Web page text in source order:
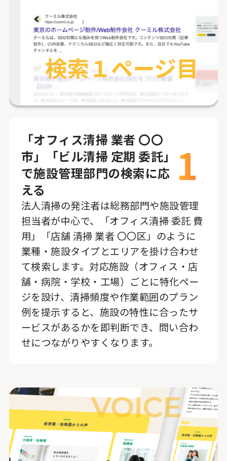
「オフィス清掃 業者 〇〇
市」「ビル清掃 定期 委託」
で施設管理部門の検索に応
える
1
法人清掃の発注者は総務部門や施設管理
担当者が中心で、「オフィス清掃 委託 費
用」「店舗 清掃 業者 〇〇区」のように
業種・施設タイプとエリアを掛け合わせ
て検索します。対応施設（オフィス・店
舗・病院・学校・工場）ごとに特化ペー
ジを設け、清掃頻度や作業範囲のプラン
例を提示すると、施設の特性に合ったサ
ービスがあるかを即判断でき、問い合わ
せにつながりやすくなります。